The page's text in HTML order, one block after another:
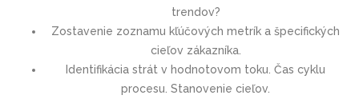
trendov?
Zostavenie zoznamu kľúčových metrík a špecifických
cieľov zákazníka.
Identifikácia strát v hodnotovom toku. Čas cyklu
procesu. Stanovenie cieľov.